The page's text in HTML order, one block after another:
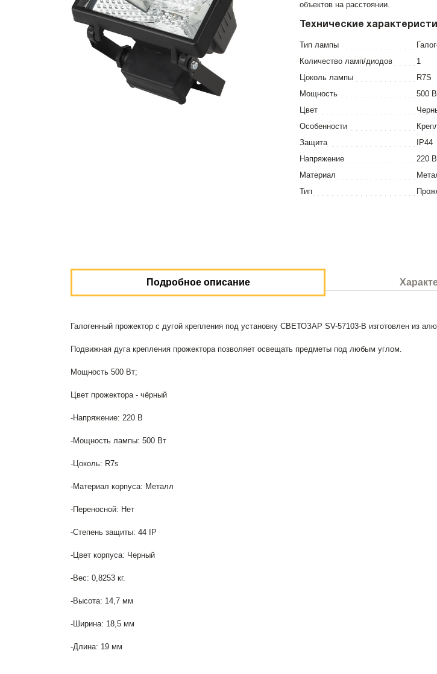
объектов на расстоянии.
Технические
Тип лампы
Количество ламп/диодов
1
Цоколь лампы
R7S
Мощность
500
Цвет
Особенности
Защита
IP44
Напряжение
220 В
Материал
Тип
Подробное описание
Галогенный прожектор с дугой крепления под установку СВЕТОЗАР SV-57103-B изготовлен из
Подвижная дуга крепления прожектора позволяет освещать предметы под любым углом.
Мощность 500 Вт;
Цвет прожектора - чёрный
-Напряжение: 220 В
-Мощность лампы: 500 Вт
-Цоколь: R7s
-Материал корпуса: Металл
-Переносной: Нет
-Степень защиты: 44 IP
-Цвет корпуса: Черный
-Вес: 0,8253 кг.
-Высота: 14,7 мм
-Ширина: 18,5 мм
-Длина: 19 мм